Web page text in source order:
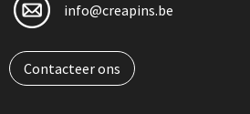
info@creapins.be
Contacteer ons